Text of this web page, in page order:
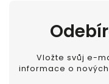
Vložte svůj e-
informace o